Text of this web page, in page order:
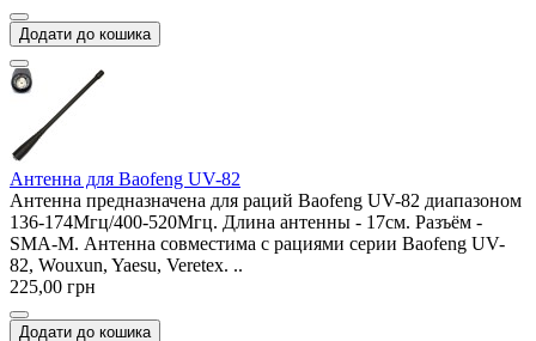
Додати до кошика
Антенна для Baofeng UV-82
Антенна предназначена для раций Baofeng UV-82 диапазоном
136-174Мгц/400-520Мгц. Длина антенны - 17см. Разъём -
SMA-M. Антенна совместима с рациями серии Baofeng UV-
82, Wouxun, Yaesu, Veretex. ..
225,00 грн
Додати до кошика